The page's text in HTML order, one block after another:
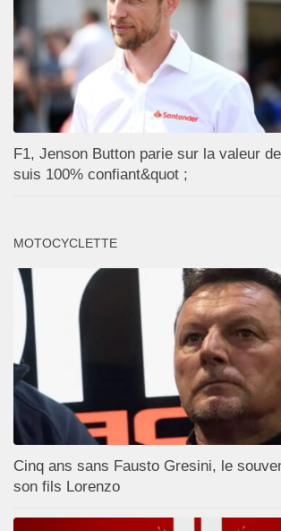
F1, Jenson Button parie sur la valeur
suis 100% confiant&quot ;
MOTOCYCLETTE
Cinq ans sans Fausto Gresini, le
son fils Lorenzo